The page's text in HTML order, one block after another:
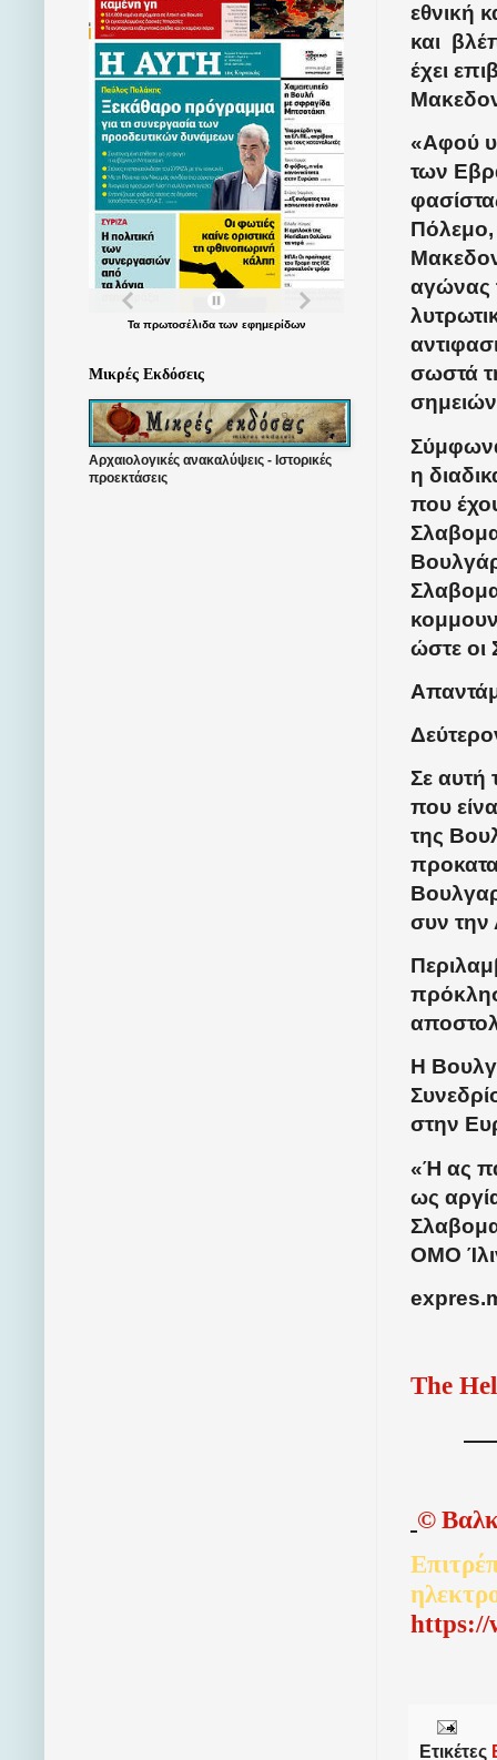
εθνική
και
έχει
«Αφού
των
Πόλεμο,
αγώνας
σωστά
η
που
ώστε οι
Σε αυτή
που
της
συν την
Η
στην
«Ή ας
ως
ΟΜΟ
The
©
https://
Ετικέτες
Τα πρωτοσέλιδατων εφημερίδων
Μικρές Εκδόσεις
Αρχαιολογικές ανακαλύψεις - Ιστορικές
προεκτάσεις